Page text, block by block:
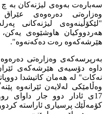
سه‌باره‌ت به‌وه‌ى لیژنه‌كان به‌
وه‌زاره‌تى ده‌ره‌وه‌ى عێراق
"لێكۆڵینه‌وه‌ى لیژنه‌كانى
هه‌ردووكیان هاوشێوه‌ى
هێرشه‌كه‌وه‌ ره‌ت ده‌كه‌نه‌وه‌".
به‌رپرسه‌كه‌ى وه‌زاره‌تى
داوه‌ دۆسیه‌ى هێرشه‌كه‌ى
نه‌كات" له‌ هه‌مان كاتیشدا
17ى ئادار دوو جار داواى
كۆمه‌ڵێك پرسیارى ئاراسته‌